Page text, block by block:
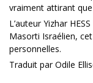
vraiment attirant
L’auteur Yizhar
Masorti Israélien,
personnelles.
Traduit par Odile